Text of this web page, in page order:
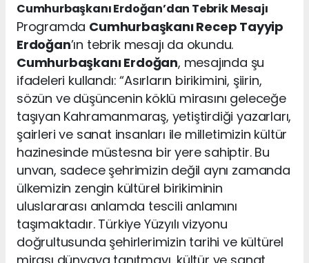
Cumhurbaşkanı Erdoğan’dan Tebrik Mesajı
Programda Cumhurbaşkanı Recep Tayyip
Erdoğan’ın tebrik mesajı da okundu.
Cumhurbaşkanı Erdoğan, mesajında şu
ifadeleri kullandı: “Asırların birikimini, şiirin,
sözün ve düşüncenin köklü mirasını geleceğe
taşıyan Kahramanmaraş, yetiştirdiği yazarları,
şairleri ve sanat insanları ile milletimizin kültür
hazinesinde müstesna bir yere sahiptir. Bu
unvan, sadece şehrimizin değil aynı zamanda
ülkemizin zengin kültürel birikiminin
uluslararası anlamda tescili anlamını
taşımaktadır. Türkiye Yüzyılı vizyonu
doğrultusunda şehirlerimizin tarihi ve kültürel